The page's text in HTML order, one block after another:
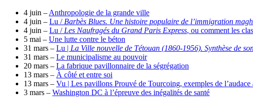
4 juin – Anthropologie de la grande ville
4 juin – Lu / Barbès Blues. Une histoire populaire de l’immigration
4 juin – Lu / Les Naufragés du Grand Paris Express, ou comment les
5 mai – Une lutte contre le béton
31 mars – Lu | La Ville nouvelle de Tétouan (1860-1956). Synthèse de
31 mars – Le municipalisme au pouvoir
20 mars – La fabrique pavillonnaire de la ségrégation
13 mars – À côté et entre soi
13 mars – Vu | Les pavillons Prouvé de Tourcoing, exemples de l’audace
3 mars – Washington DC à l’épreuve des inégalités de santé